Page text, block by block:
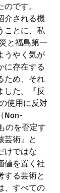
です。
介される機
ことに、私
と福島第一
うやく気が
に存在する
ため、それ
した。『反
使用に反対
Non-
のを否定す
芸術』と
けではな
値を置く社
する芸術と
、すべての